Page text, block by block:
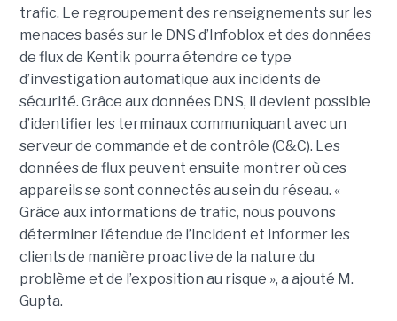
trafic. Le regroupement des renseignements sur les
menaces basés sur le DNS d’Infoblox et des données
de flux de Kentik pourra étendre ce type
d’investigation automatique aux incidents de
sécurité. Grâce aux données DNS, il devient possible
d’identifier les terminaux communiquant avec un
serveur de commande et de contrôle (C&C). Les
données de flux peuvent ensuite montrer où ces
appareils se sont connectés au sein du réseau. «
Grâce aux informations de trafic, nous pouvons
déterminer l’étendue de l’incident et informer les
clients de manière proactive de la nature du
problème et de l’exposition au risque », a ajouté M.
Gupta.